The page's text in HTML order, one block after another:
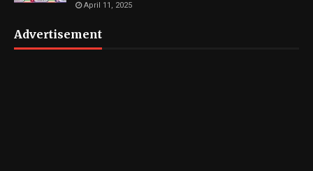
April 11, 2025
Advertisement